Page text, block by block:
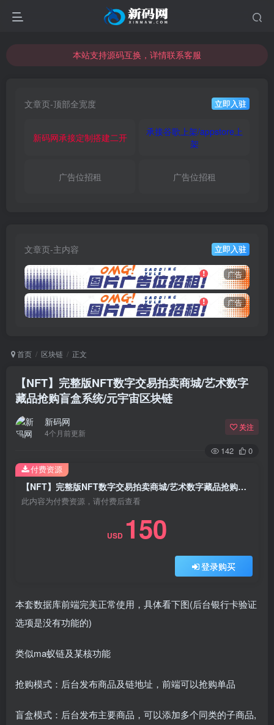
本站支持源码互换，详情联系客服
本站支持源码互换，详情联系客服
文章页-顶部全宽度 立即入驻
新码网承接定制搭建二开
承接谷歌上架/appstore上
架
广告位招租 广告位招租
文章页-主内容 立即入驻
广告
广告
首页 区块链 正文
【NFT】完整版NFT数字交易拍卖商城/艺术数字
藏品抢购盲盒系统/元宇宙区块链
新码网
4个月前更新
关注
142 0
【NFT】完整版NFT数字交易拍卖商城/艺术数字藏品抢购盲盒系统/元宇宙区块链
此内容为付费资源，请付费后查看
USD 150
登录购买
付费资源
本套数据库前端完美正常使用，具体看下图(后台银行卡验证
选项是没有功能的)
类似ma蚁链及某核功能
抢购模式：后台发布商品及链地址，前端可以抢购单品
盲盒模式：后台发布主要商品，可以添加多个同类的子商品,